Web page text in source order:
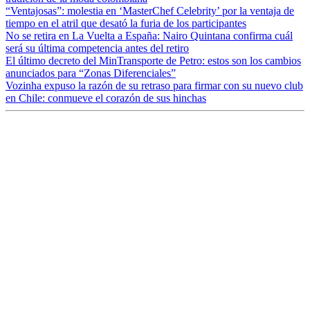
“Ventajosas”: molestia en ‘MasterChef Celebrity’ por la ventaja de
tiempo en el atril que desató la furia de los participantes
No se retira en La Vuelta a España: Nairo Quintana confirma cuál
será su última competencia antes del retiro
El último decreto del MinTransporte de Petro: estos son los cambios
anunciados para “Zonas Diferenciales”
Vozinha expuso la razón de su retraso para firmar con su nuevo club
en Chile: conmueve el corazón de sus hinchas